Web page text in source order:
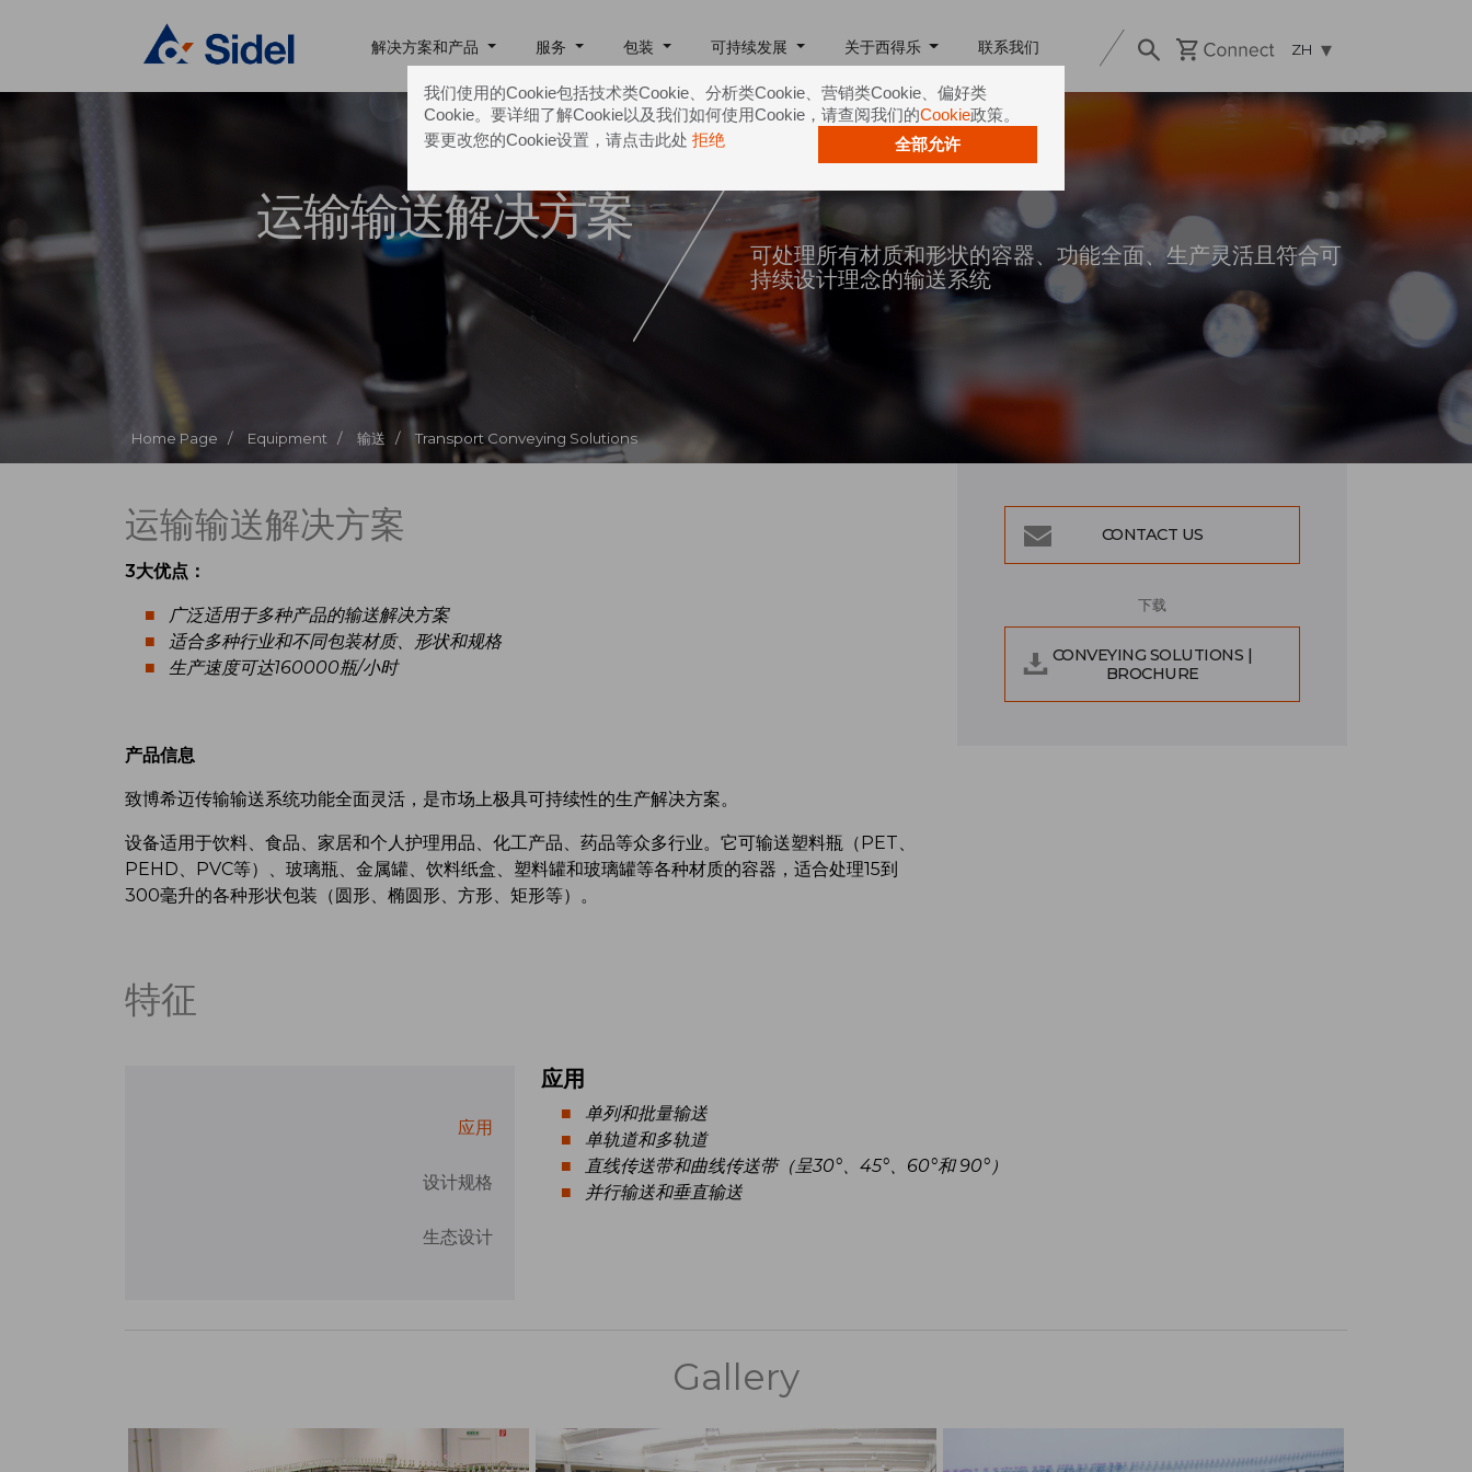
我们使用的Cookie包括技术类Cookie、分析类Cookie、营销类Cookie、偏好类
Cookie。要详细了解Cookie以及我们如何使用Cookie，请查阅我们的Cookie政策。
要更改您的Cookie设置，请点击此处 拒绝 全部允许
解决方案和产品 服务 包装 可持续发展 关于西得乐 联系我们 ZH
Home Page / Equipment / 输送 / Transport Conveying Solutions
运输输送解决方案
可处理所有材质和形状的容器、功能全面、生产灵活且符合可
持续设计理念的输送系统
运输输送解决方案
3大优点：
广泛适用于多种产品的输送解决方案
适合多种行业和不同包装材质、形状和规格
生产速度可达160000瓶/小时
产品信息
致博希迈传输输送系统功能全面灵活，是市场上极具可持续性的生产解决方案。
设备适用于饮料、食品、家居和个人护理用品、化工产品、药品等众多行业。它可输送塑料瓶（PET、
PEHD、PVC等）、玻璃瓶、金属罐、饮料纸盒、塑料罐和玻璃罐等各种材质的容器，适合处理15到
300毫升的各种形状包装（圆形、椭圆形、方形、矩形等）。
CONTACT US
下载
CONVEYING SOLUTIONS |
BROCHURE
特征
应用
设计规格
生态设计
应用
单列和批量输送
单轨道和多轨道
直线传送带和曲线传送带（呈30°、45°、60°和 90°）
并行输送和垂直输送
Gallery